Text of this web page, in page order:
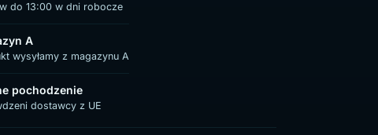
do 13:00 w dni robocze
A
wysyłamy z magazynu A
pochodzenie
dostawcy z UE